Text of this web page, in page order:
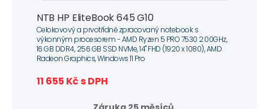
NTB HP EliteBook 645 G10
Celokovový a prvotřídně zpracovaný notebook s
výkonným procesorem - AMD Ryzen 5 PRO 7530 2.00GHz,
16 GB DDR4, 256 GB SSD NVMe, 14" FHD (1920 x 1080), AMD
Radeon Graphics, Windows 11 Pro
11 655 Kč s DPH